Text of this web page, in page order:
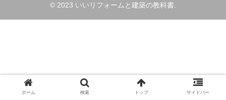
© 2023 いいリフォームと建築の教科書.
ホーム 検索 トップ サイドバー